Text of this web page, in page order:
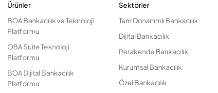
Ürünler
BOA Bankacılık ve Teknoloji
Platformu
OBA Suite Teknoloji
Platformu
BOA Dijital Bankacılık
Platformu
Sektörler
Tam Donanımlı Bankacılık
Dijital Bankacılık
Perakende Bankacılık
Kurumsal Bankacılık
Özel Bankacılık